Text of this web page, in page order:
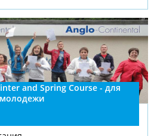
and Spring Course - для
молодежи